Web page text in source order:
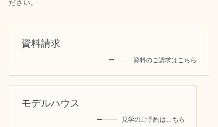
ださい。
資料請求
資料のご請求はこちら
モデルハウス
見学のご予約はこちら